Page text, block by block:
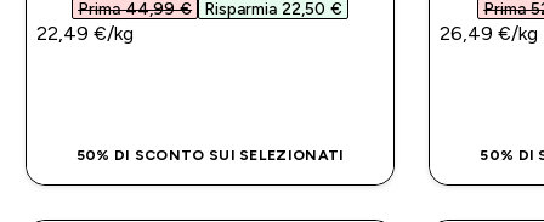
Prima 44,99 €‎ Risparmia 22,50 €‎
22,49 €‎/kg
50% DI SCONTO SUI SELEZIONATI
Prima
26,49 €‎/kg
50% DI